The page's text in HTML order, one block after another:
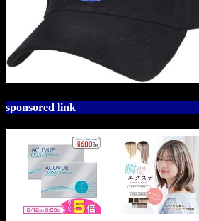
sponsored link